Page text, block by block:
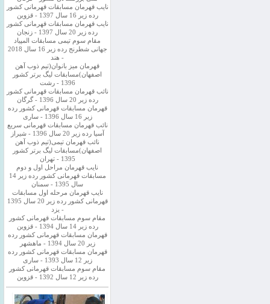
نایب قهرمان مسابقات قهرمانی کشور
رده زیر 16 سال 1397 - قزوین
نایب قهرمان مسابقات قهرمانی کشور
رده زیر 20 سال 1397 - زنجان
مقام سوم تیمی مسابقات المپیاد
جهانی شطرنج رده زیر 16 سال 2018
- هند
قهرمان میز بانوان(تیم ذوب آهن
اصفهان)مسابقات لیگ برتر کشور
1396 - رشت
نائب قهرمان مسابقات قهرمانی کشور
رده زیر 20 سال 1396 - گرگان
قهرمان مسابقات قهرمانی کشور رده
زیر 16 سال 1396 - ساری
نائب قهرمان مسابقات قهرمانی سریع
آسیا رده زیر 20 سال 1396 - شیراز
نائب قهرمان تیمی(تیم ذوب آهن
اصفهان)مسابقات لیگ برتر کشور
1395 - تهران
نایب قهرمان مراحل اول و دوم
مسابقات قهرمانی کشور رده زیر 14
سال 1395 - سمنان
نایب قهرمان مرحله اول مسابقات
قهرمانی کشور رده زیر 20 سال 1395
- یزد
مقام سوم مسابقات قهرمانی کشور
رده زیر 14 سال 1394 - قزوین
قهرمان مسابقات قهرمانی کشور رده
زیر 20 سال 1394 - ماهشهر
قهرمان مسابقات قهرمانی کشور رده
زیر 12 سال 1393 - ساری
مقام سوم مسابقات قهرمانی کشور
رده زیر 12 سال 1392 - قزوین